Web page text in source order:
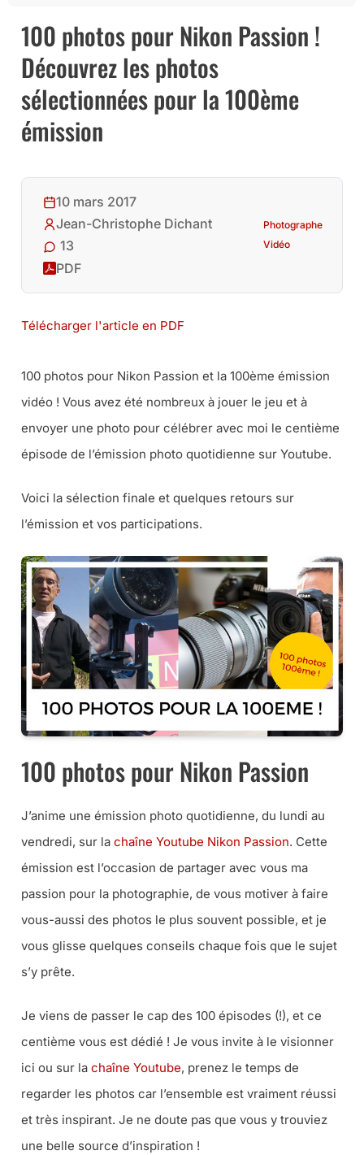
100 photos pour Nikon Passion !
Découvrez les photos
sélectionnées pour la 100ème
émission
10 mars 2017
Jean-Christophe Dichant
13
PDF
Photographe
Vidéo
Télécharger l'article en PDF
100 photos pour Nikon Passion et la 100ème émission
vidéo ! Vous avez été nombreux à jouer le jeu et à
envoyer une photo pour célébrer avec moi le centième
épisode de l’émission photo quotidienne sur Youtube.
Voici la sélection finale et quelques retours sur
l’émission et vos participations.
100 photos pour Nikon Passion
J’anime une émission photo quotidienne, du lundi au
vendredi, sur la chaîne Youtube Nikon Passion. Cette
émission est l’occasion de partager avec vous ma
passion pour la photographie, de vous motiver à faire
vous-aussi des photos le plus souvent possible, et je
vous glisse quelques conseils chaque fois que le sujet
s’y prête.
Je viens de passer le cap des 100 épisodes (!), et ce
centième vous est dédié ! Je vous invite à le visionner
ici ou sur la chaîne Youtube, prenez le temps de
regarder les photos car l’ensemble est vraiment réussi
et très inspirant. Je ne doute pas que vous y trouviez
une belle source d’inspiration !